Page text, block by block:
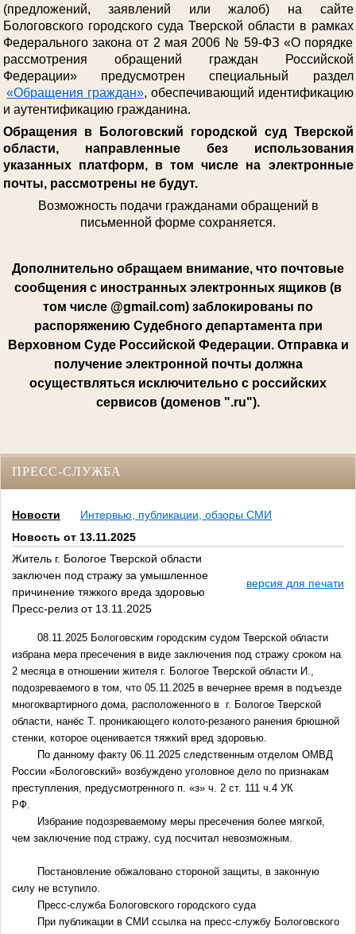
(предложений, заявлений или жалоб) на сайте
Бологовского городского суда Тверской области в рамках
Федерального закона от 2 мая 2006 № 59-ФЗ «О порядке
рассмотрения обращений граждан Российской
Федерации» предусмотрен специальный раздел
«Обращения граждан», обеспечивающий идентификацию
и аутентификацию гражданина.
Обращения в Бологовский городской суд Тверской
области, направленные без использования
указанных платформ, в том числе на электронные
почты, рассмотрены не будут.
Возможность подачи гражданами обращений в
письменной форме сохраняется.
Дополнительно обращаем внимание, что почтовые
сообщения с иностранных электронных ящиков (в
том числе @gmail.com) заблокированы по
распоряжению Судебного департамента при
Верховном Суде Российской Федерации. Отправка и
получение электронной почты должна
осуществляться исключительно с российских
сервисов (доменов ".ru").
ПРЕСС-СЛУЖБА
Новости
Интервью, публикации, обзоры СМИ
Новость от 13.11.2025
Житель г. Бологое Тверской области
заключен под стражу за умышленное
причинение тяжкого вреда здоровью
Пресс-релиз от 13.11.2025
версия для печати
08.11.2025 Бологовским городским судом Тверской области
избрана мера пресечения в виде заключения под стражу сроком на
2 месяца в отношении жителя г. Бологое Тверской области И.,
подозреваемого в том, что 05.11.2025 в вечернее время в подъезде
многоквартирного дома, расположенного в г. Бологое Тверской
области, нанёс Т. проникающего колото-резаного ранения брюшной
стенки, которое оценивается тяжкий вред здоровью.
По данному факту 06.11.2025 следственным отделом ОМВД
России «Бологовский» возбуждено уголовное дело по признакам
преступления, предусмотренного п. «з» ч. 2 ст. 111 ч.4 УК
РФ.
Избрание подозреваемому меры пресечения более мягкой,
чем заключение под стражу, суд посчитал невозможным.
Постановление обжаловано стороной защиты, в законную
силу не вступило.
Пресс-служба Бологовского городского суда
При публикации в СМИ ссылка на пресс-службу Бологовского